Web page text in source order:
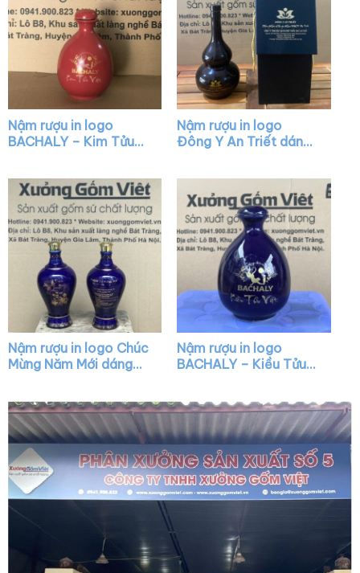
Nậm rượu in logo
BACHALY – Kim Tửu
Nậm rượu in logo
Đông Y An Triết dáng
Nậm rượu in logo Chúc
Mừng Năm Mới dáng
Nậm rượu in logo
BACHALY – Kiều Tửu